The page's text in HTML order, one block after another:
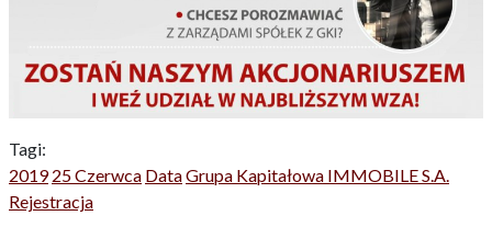
Tagi:
2019 25 Czerwca DataGrupa Kapitałowa IMMOBILE S.A.
Rejestracja